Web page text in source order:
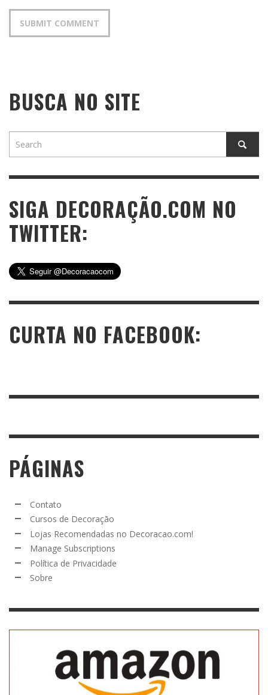
BUSCA NO SITE
SIGA DECORAÇÃO.COM NO
TWITTER:
CURTA NO FACEBOOK:
PÁGINAS
Contato
Cursos de Decoração
Lojas Recomendadas no Decoracao.com!
Manage Subscriptions
Política de Privacidade
Sobre